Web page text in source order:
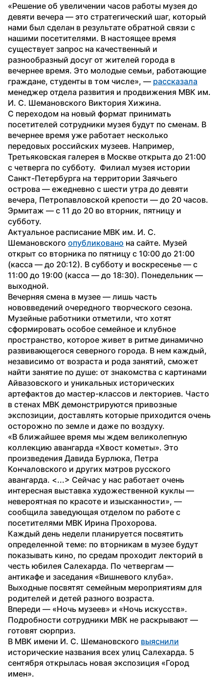
«Решение об увеличении часов работы музея до
девяти вечера — это стратегический шаг, который
нами был сделан в результате обратной связи с
нашими посетителями. В настоящее время
существует запрос на качественный и
разнообразный досуг от жителей города в
вечернее время. Это молодые семьи, работающие
граждане, студенты в том числе», — рассказала
менеджер отдела развития и продвижения МВК им.
И. С. Шемановского Виктория Хижина.
С переходом на новый формат принимать
посетителей сотрудники музея будут по сменам. В
вечернее время уже работает несколько
передовых российских музеев. Например,
Третьяковская галерея в Москве открыта до 21:00
с четверга по субботу.  Филиал музея истории
Санкт-Петербурга на территории Заячьего
острова — ежедневно с шести утра до девяти
вечера, Петропавловской крепости — до 20 часов.
Эрмитаж — с 11 до 20 во вторник, пятницу и
субботу.
Актуальное расписание МВК им. И. С.
Шемановского опубликовано на сайте. Музей
открыт со вторника по пятницу с 10:00 до 21:00
(касса — до 20:12). В субботу и воскресенье — с
11:00 до 19:00 (касса — до 18:30). Понедельник —
выходной.
Вечерняя смена в музее — лишь часть
нововведений очередного творческого сезона.
Музейные работники отметили, что хотят
сформировать особое семейное и клубное
пространство, которое живет в ритме динамично
развивающегося северного города. В нем каждый,
независимо от возраста и рода занятий, сможет
найти занятие по душе: от знакомства с картинами
Айвазовского и уникальных исторических
артефактов до мастер-классов и лекториев. Часто
в стенах МВК демонстрируются привозные
экспозиции, доставлять которые приходится очень
осторожно по земле и даже по воздуху.
«В ближайшее время мы ждем великолепную
коллекцию авангарда «Хвост кометы». Это
произведения Давида Бурлюка, Петра
Кончаловского и других мэтров русского
авангарда. <...> Сейчас у нас работает очень
интересная выставка художественной куклы —
невероятная по красоте и изысканности», —
сообщила заведующая отделом по работе с
посетителями МВК Ирина Прохорова.
Каждый день недели планируется посвятить
определенной теме: по вторникам в музее будут
показывать кино, по средам проходит лекторий в
честь юбилея Салехарда. По четвергам —
антикафе и заседания «Вишневого клуба».
Выходные посвятят семейным мероприятиям для
родителей и детей разного возраста.
Впереди — «Ночь музеев» и «Ночь искусств».
Подробности сотрудники МВК не раскрывают —
готовят сюрприз.
В МВК имени И. С. Шемановского выяснили
исторические названия всех улиц Салехарда. 5
сентября открылась новая экспозиция «Город
имен».